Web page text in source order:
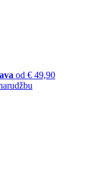
od € 49,90